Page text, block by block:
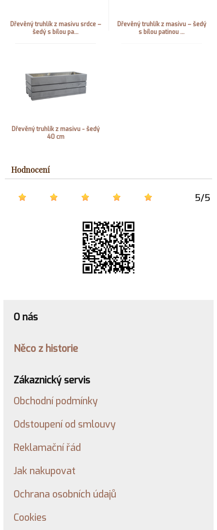
Hodnocení
5/5
Dřevěný truhlík z masivu srdce –
šedý s bílou pa...
Dřevěný truhlík z masivu – šedý
s bílou patinou ...
Dřevěný truhlík z masivu - šedý
40 cm
O nás
Něco z historie
Zákaznický servis
Obchodní podmínky
Odstoupení od smlouvy
Reklamační řád
Jak nakupovat
Ochrana osobních údajů
Cookies